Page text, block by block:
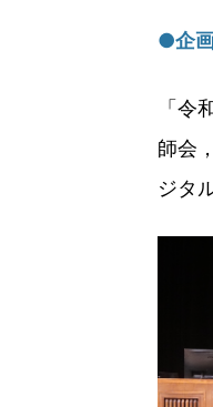
●企
「令
師会
ジタ